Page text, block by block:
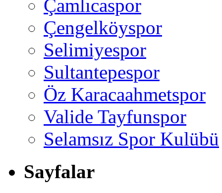
Çamlıcaspor
Çengelköyspor
Selimiyespor
Sultantepespor
Öz Karacaahmetspor
Valide Tayfunspor
Selamsız Spor Kulübü
Sayfalar